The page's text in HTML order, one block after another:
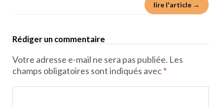
lire l'article →
Rédiger un commentaire
Votre adresse e-mail ne sera pas publiée. Les
champs obligatoires sont indiqués avec*